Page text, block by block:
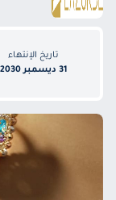
تاريخ الإنتهاء
31 ديسمبر 2030